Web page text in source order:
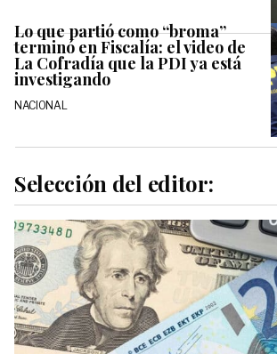
Lo que partió como “broma”
terminó en Fiscalía: el video de
La Cofradía que la PDI ya está
investigando
NACIONAL
Selección del editor: